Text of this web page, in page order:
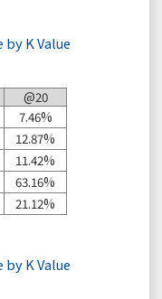
K Value
@20
7.46%
12.87%
11.42%
63.16%
21.12%
K Value